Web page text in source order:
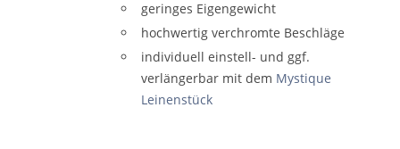
geringes Eigengewicht
hochwertig verchromte Beschläge
individuell einstell- und ggf.
verlängerbar mit dem Mystique
Leinenstück